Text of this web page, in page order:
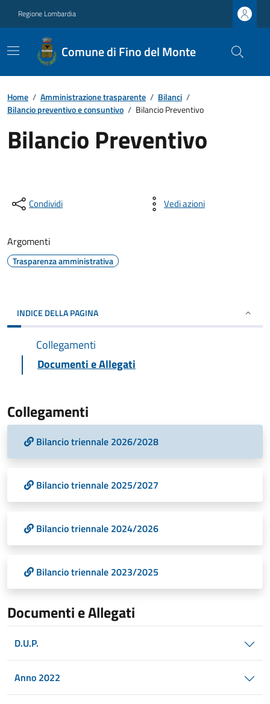
Regione Lombardia
Comune di Fino del Monte
Home / Amministrazione trasparente / Bilanci /
Bilancio preventivo e consuntivo / Bilancio Preventivo
Bilancio Preventivo
Condividi Vedi azioni
Argomenti
Trasparenza amministrativa
INDICE DELLA PAGINA
Collegamenti
Documenti e Allegati
Collegamenti
Bilancio triennale 2026/2028
Bilancio triennale 2025/2027
Bilancio triennale 2024/2026
Bilancio triennale 2023/2025
Documenti e Allegati
D.U.P.
Anno 2022